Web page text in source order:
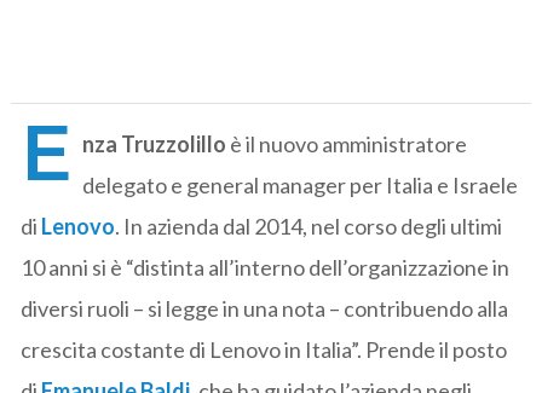
E nza Truzzolillo è il nuovo amministratore
delegato e general manager per Italia e Israele
di Lenovo. In azienda dal 2014, nel corso degli ultimi
10 anni si è “distinta all’interno dell’organizzazione in
diversi ruoli – si legge in una nota – contribuendo alla
crescita costante di Lenovo in Italia”. Prende il posto